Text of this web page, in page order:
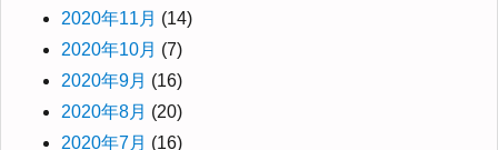
2020年11月 (14)
2020年10月 (7)
2020年9月 (16)
2020年8月 (20)
2020年7月 (16)